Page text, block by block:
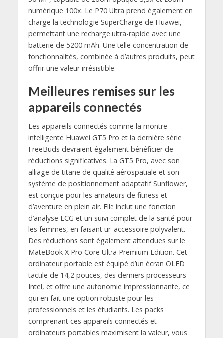
numérique 100x. Le P70 Ultra prend également en
charge la technologie SuperCharge de Huawei,
permettant une recharge ultra-rapide avec une
batterie de 5200 mAh. Une telle concentration de
fonctionnalités, combinée à d’autres produits, peut
offrir une valeur irrésistible.
Meilleures remises sur les
appareils connectés
Les appareils connectés comme la montre
intelligente Huawei GT5 Pro et la dernière série
FreeBuds devraient également bénéficier de
réductions significatives. La GT5 Pro, avec son
alliage de titane de qualité aérospatiale et son
système de positionnement adaptatif Sunflower,
est conçue pour les amateurs de fitness et
d’aventure en plein air. Elle inclut une fonction
d’analyse ECG et un suivi complet de la santé pour
les femmes, en faisant un accessoire polyvalent.
Des réductions sont également attendues sur le
MateBook X Pro Core Ultra Premium Edition. Cet
ordinateur portable est équipé d’un écran OLED
tactile de 14,2 pouces, des derniers processeurs
Intel, et offre une autonomie impressionnante, ce
qui en fait une option robuste pour les
professionnels et les étudiants. Les packs
comprenant ces appareils connectés et
ordinateurs portables maximisent la valeur, vous